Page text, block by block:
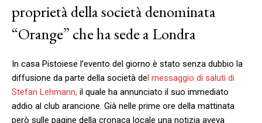
proprietà della società denominata
“Orange” che ha sede a Londra
In casa Pistoiese l’evento del giorno è stato senza dubbio la
diffusione da parte della società del messaggio di saluti di
Stefan Lehmann, il quale ha annunciato il suo immediato
addio al club arancione. Già nelle prime ore della mattinata
però sulle pagine della cronaca locale una notizia aveva